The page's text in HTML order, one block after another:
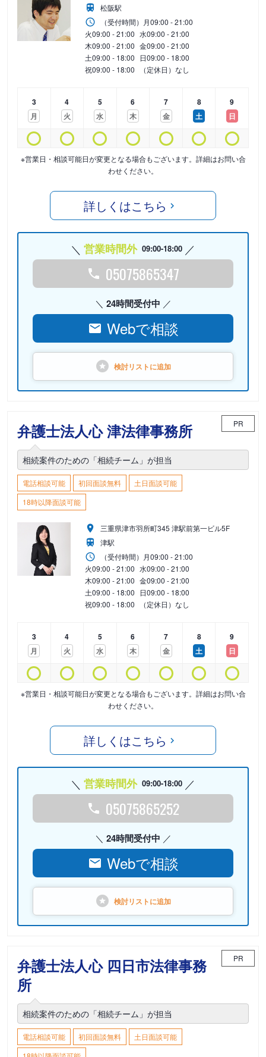
松阪駅
（受付時間） 月09:00 - 21:00
火09:00 - 21:00 水09:00 - 21:00
木09:00 - 21:00 金09:00 - 21:00
土09:00 - 18:00 日09:00 - 18:00
祝09:00 - 18:00 （定休日）なし
3
月
4
火
5
水
6
木
7
金
8
土
9
日
※営業日・相談可能日が変更となる場合もございます。詳細はお問い合
わせください。
詳しくはこちら
営業時間外 09:00-18:00
05075865347
24時間受付中
Webで相談
検討リストに追加
弁護士法人心 津法律事務所 PR
相続案件のための「相続チーム」が担当
電話相談可能 初回面談無料
土日面談可能
18時以降面談可能
三重県津市羽所町345 津駅前第一ビル5F
津駅
（受付時間） 月09:00 - 21:00
火09:00 - 21:00 水09:00 - 21:00
木09:00 - 21:00 金09:00 - 21:00
土09:00 - 18:00 日09:00 - 18:00
祝09:00 - 18:00 （定休日）なし
3
月
4
火
5
水
6
木
7
金
8
土
9
日
※営業日・相談可能日が変更となる場合もございます。詳細はお問い合
わせください。
詳しくはこちら
営業時間外 09:00-18:00
05075865252
24時間受付中
Webで相談
検討リストに追加
弁護士法人心 四日市法律事務
所
PR
相続案件のための「相続チーム」が担当
電話相談可能 初回面談無料
土日面談可能